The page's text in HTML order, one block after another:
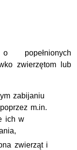
popełnionych
zwierzętom lub
zabijaniu
m.in.
ich w
zwierząt i